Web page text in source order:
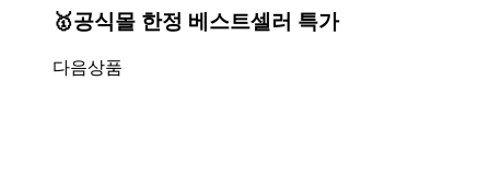
🥇공식몰 한정 베스트셀러 특가
다음상품